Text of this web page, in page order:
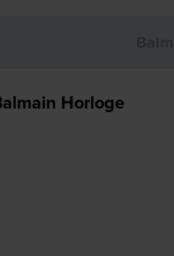
Horloge